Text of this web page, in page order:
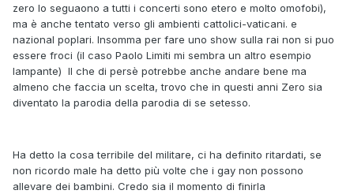
zero lo seguaono a tutti i concerti sono etero e molto omofobi),
ma è anche tentato verso gli ambienti cattolici-vaticani. e
nazional poplari. Insomma per fare uno show sulla rai non si puo
essere froci (il caso Paolo Limiti mi sembra un altro esempio
lampante) Il che di persè potrebbe anche andare bene ma
almeno che faccia un scelta, trovo che in questi anni Zero sia
diventato la parodia della parodia di se setesso.
Ha detto la cosa terribile del militare, ci ha definito ritardati, se
non ricordo male ha detto più volte che i gay non possono
allevare dei bambini. Credo sia il momento di finirla